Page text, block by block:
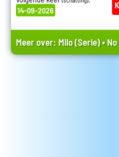
14-09-2026
Meer over: Milo (Serie)•